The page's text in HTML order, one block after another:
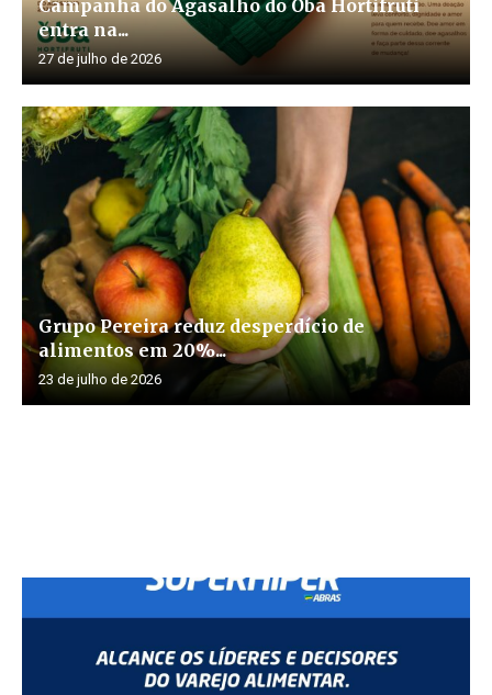
Campanha do Agasalho do Oba Hortifruti
entra na...
27 de julho de 2026
Grupo Pereira reduz desperdício de
alimentos em 20%...
23 de julho de 2026